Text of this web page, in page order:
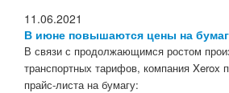
11.06.2021
В июне повышаются цены на
В связи с продолжающимся ростом
транспортных тарифов, компания Xerox
прайс-листа на бумагу: